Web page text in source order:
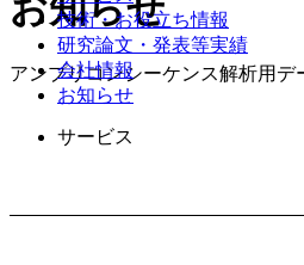
技術・お役立ち情報
研究論文・発表等実績
会社情報
お知らせ
お知らせ
アンプリコンシーケンス解析用デ
サービス